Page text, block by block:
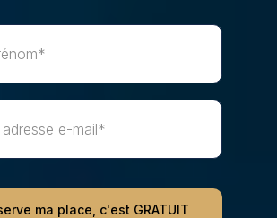
ma place, c'est GRATUIT